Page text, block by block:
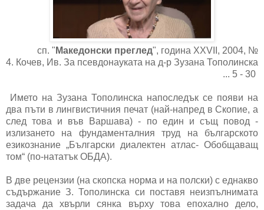
сп. " Македонски преглед", година XXVII, 2004, №
4. Кочев, Ив. За псевдонауката на д-р Зузана Тополинска
... 5 - 30
Името на Зузана Тополинска напоследък се появи на
два пъти в лингвистичния печат (най-напред в Скопие, а
след това и във Варшава) - по един и същ повод -
излизането на фундаменталния труд на българското
езикознание „Български диалектен атлас- Обобщаващ
том“ (по-нататък ОБДА).
В две рецензии (на скопска норма и на полски) с еднакво
съдържание З. Тополинска си поставя неизпълнимата
задача да хвърли сянка върху това епохално дело,